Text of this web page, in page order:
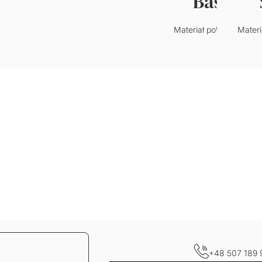
Materiał poliestrowy o
klasycznym splocie.
+48 507 189